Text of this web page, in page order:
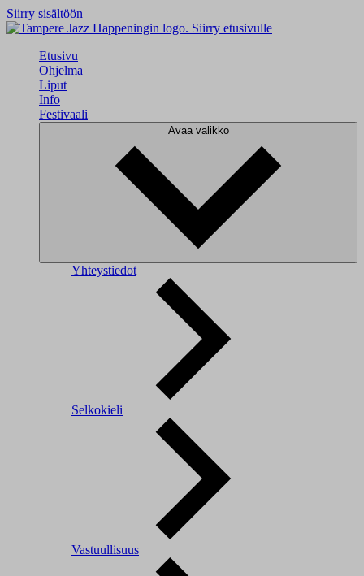
Siirry sisältöön
Siirry etusivulle
Etusivu
Ohjelma
Liput
Info
Festivaali
Avaa valikko
Yhteystiedot
Selkokieli
Vastuullisuus